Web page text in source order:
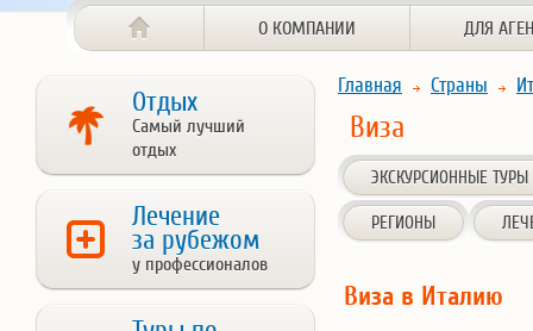
О КОМПАНИИ ДЛЯ
Отдых
Самый лучший
отдых
Лечение
за рубежом
у профессионалов
Главная Страны
Виза
ЭКСКУРСИОННЫЕ ТУРЫ
РЕГИОНЫ
Виза в Италию